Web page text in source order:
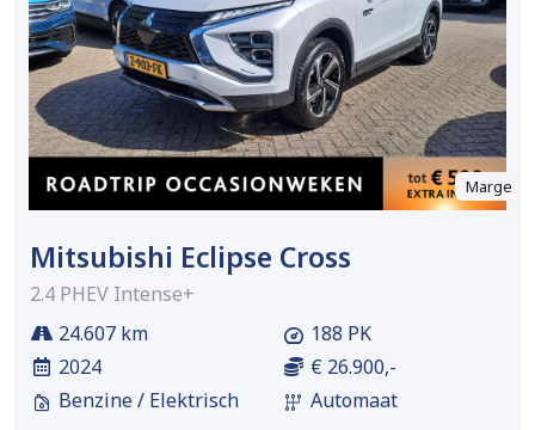
Marge
Mitsubishi Eclipse Cross
2.4 PHEV Intense+
24.607 km
2024
Benzine / Elektrisch
188 PK
€ 26.900,-
Automaat